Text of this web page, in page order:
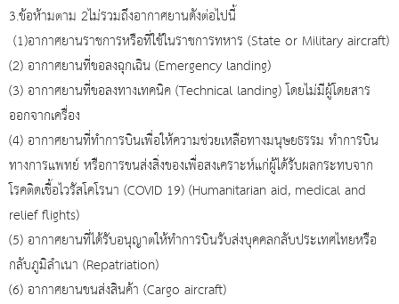
3.ข้อห้ามตาม 2ไม่รวมถึงอากาศยานดังต่อไปนี้
​​ (1)อากาศยานราชการหรือที่ใช้ในราชการทหาร (State or Military aircraft)
(2) อากาศยานที่ขอลงฉุกเฉิน (Emergency landing)
(3) อากาศยานที่ขอลงทางเทคนิค (Technical landing) โดยไม่มีผู้โดยสาร
ออกจากเครื่อง
(4) อากาศยานที่ทำการบินเพื่อให้ความช่วยเหลือทางมนุษยธรรม ทำการบิน
ทางการแพทย์ หรือการขนส่งสิ่งของเพื่อสงเคราะห์แก่ผู้ได้รับผลกระทบจาก
โรคติดเชื้อไวรัสโคโรนา (COVID 19) (Humanitarian aid, medical and
relief flights)
(5) อากาศยานที่ได้รับอนุญาตให้ทำการบินรับส่งบุคคลกลับประเทศไทยหรือ
กลับภูมิลำเนา (Repatriation)
(6) อากาศยานขนส่งสินค้า (Cargo aircraft)